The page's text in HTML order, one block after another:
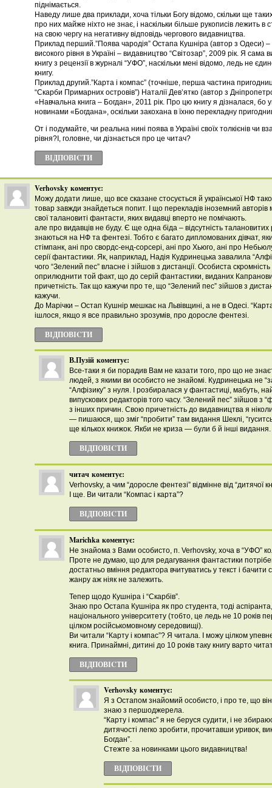
піднімається.
Наведу лише два приклади, хоча тільки Богу відомо, скільки ще
про них майже ніхто не знає, і наскільки більше рукописів лежить в
на свою чергу на негативну відповідь чергового видавництва.
Приклад перший.”Поява чародія” Остапа Кушніра (автор з Одеси)
високого рівня в Україні – видавництво “Світозар”, 2009 рік. Я
книгу з рецензії в журналі “УФО”, наскільки мені відомо, ледь не
книгу.
Приклад другий.”Карта і компас” (точніше, перша частина
“Скарби Примарних островів”) Наталії Дев’ятко (автор з
«Навчальна книга – Богдан», 2011 рік. Про цю книгу я дізналася, бо
новинами «Богдана», оскільки закохана в їхню перекладну
От і подумайте, чи реальна нині поява в Україні своїх толкієнів чи
рівня?І, головне, чи дізнається про це читач?
ВІДПОВІCТИ
Verhovsky коментує:
Можу додати лише, що все сказане стосується й української НФ
товар завжди знайдеться попит. І що перекладів іноземний
свої талановиті фантасти, яких видавці вперто не помічають.
але про видавців не буду. Є ще одна біда – відсутність
знаються на НФ та фентезі. Тобто є багато дипломованих дівчат,
стімпанк, ані про свордс-енд-сорсері, ані про Хьюго, ані про
серії фантастики. Як, наприклад, Надія Кудринецька завалила
чого “Зелений пес” власне і зійшов з дистанції. Особиста
оприлюднити той факт, що до серій фантастики, виданих
причетність. Так що кажучи про те, що “Зелений пес” зійшов з
кажучи.
До Марічки – Остап Кушнір мешкає на Львівщині, а не в Одесі.
ішлося, якщо я все правильно зрозумів, про доросле фентезі.
ВІДПОВІCТИ
В.Пузій коментує:
Все-таки я би порадив Вам не казати того, про що не
людей, з якими ви особисто не знайомі. Кудринецька не
“Алфізику” з нуля. І розбиралася у фантастиці, мабуть,
випускових редакторів того часу. “Зелений пес” зійшов з
з інших причин. Свою причетність до видавництва я
— пишаюся, що зміг “пробити” там видання Шеклі,
ще кількох книжок. Якби не криза — були б й інші видання.
ВІДПОВІCТИ
читач коментує:
Verhovsky, а чим “доросле фентезі” відмінне від “дитячої
І ще. Ви читали “Компас і карта”?
ВІДПОВІCТИ
Marichka коментує:
Не знайома з Вами особисто, п. Verhovsky, хоча в “УФО”
Проте не думаю, що для редагування фантастики
достатньо вміння редактора вчитуватись у текст і бачити
жанру аж ніяк не залежить.
Тепер щодо Кушніра і “Скарбів”.
Знаю про Остапа Кушніра як про студента, тоді
національного університету (тобто, це ледь не 10 років
цілком російськомовному середовищі).
Ви читали “Карту і компас”? Я читала. І можу цілком
книга. Принаймні, дитині до 10 років таку книгу варто
ВІДПОВІCТИ
Verhovsky коментує:
Я з Остапом знайомий особисто, і про те, що
знаю з першоджерела.
“Карту і компас” я не беруся судити, і не
дитячості легко зробити, прочитавши уривок,
Богдан”.
Стежте за новинками цього видавництва!
ВІДПОВІCТИ